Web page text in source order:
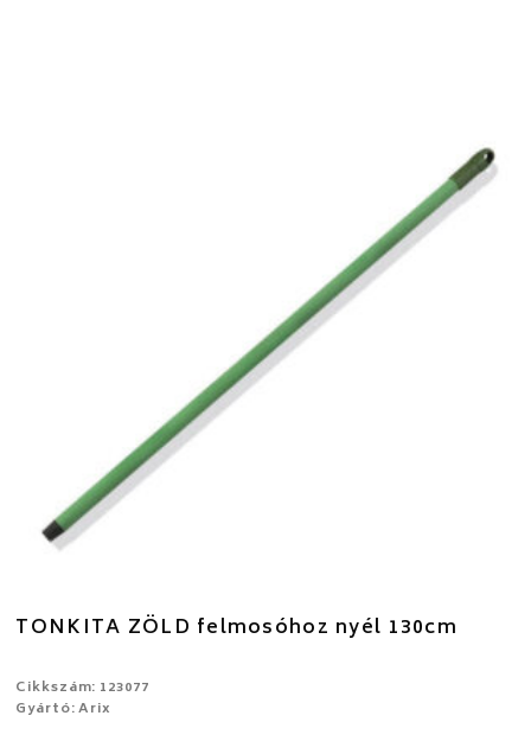
TONKITA ZÖLD felmosóhoz nyél 130cm
Cikkszám: 123077
Gyártó: Arix